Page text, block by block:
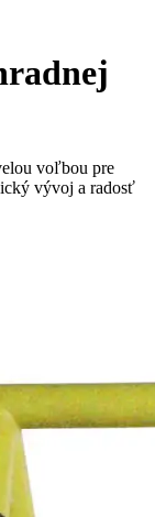
voľbou pre
vývoj a radosť